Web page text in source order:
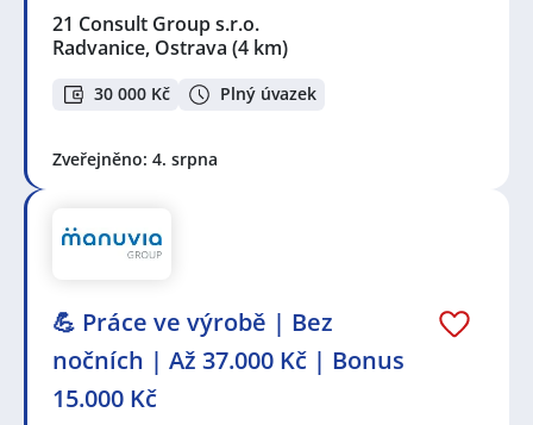
21 Consult Group s.r.o.
Radvanice, Ostrava (4 km)
30 000 Kč Plný úvazek
Zveřejněno: 4. srpna
💪 Práce ve výrobě | Bez
nočních | Až 37.000 Kč | Bonus
15.000 Kč